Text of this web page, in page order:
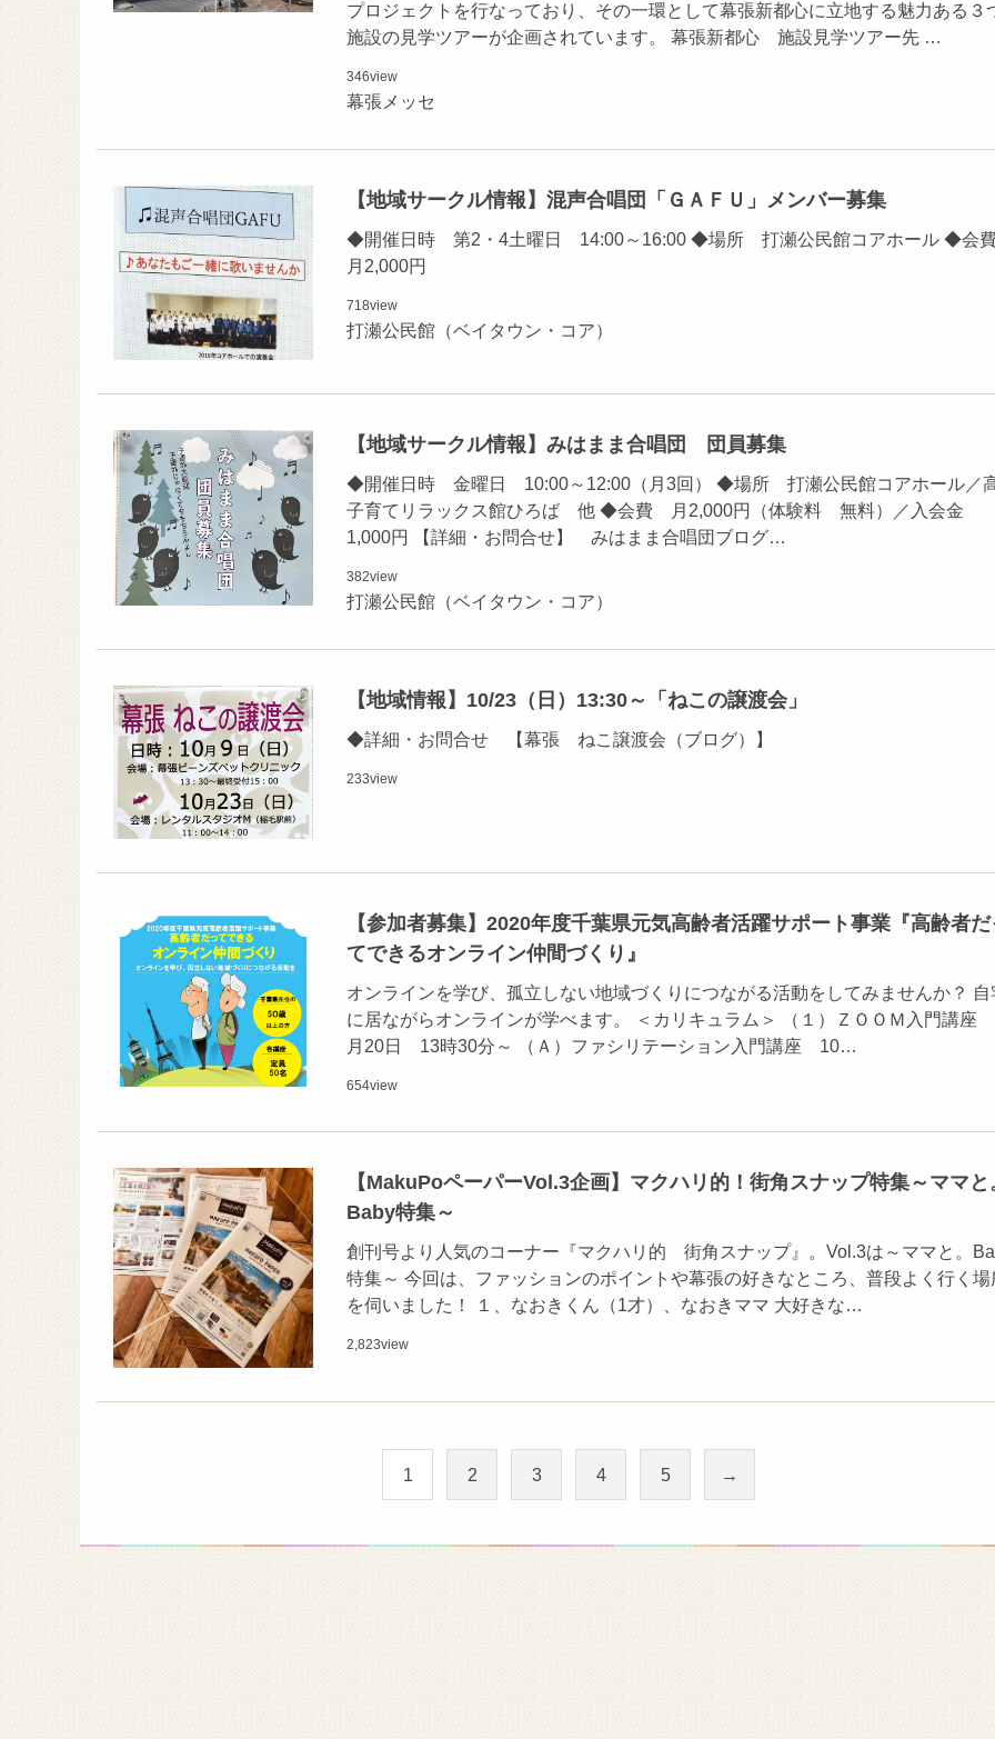
プロジェクトを行なっており、その一環として幕張新都心に立地する魅力ある３
施設の見学ツアーが企画されています。 幕張新都心 施設見学ツアー先 …
346view
幕張メッセ
【地域サークル情報】混声合唱団「ＧＡＦＵ」メンバー募集
◆開催日時 第2・4土曜日 14:00～16:00 ◆場所 打瀬公民館コアホール ◆
月2,000円
718view
打瀬公民館（ベイタウン・コア）
【地域サークル情報】みはまま合唱団 団員募集
◆開催日時 金曜日 10:00～12:00（月3回） ◆場所 打瀬公民館コアホール／
子育てリラックス館ひろば 他 ◆会費 月2,000円（体験料 無料）／入会金
1,000円 【詳細・お問合せ】 みはまま合唱団ブログ…
382view
打瀬公民館（ベイタウン・コア）
【地域情報】10/23（日）13:30～「ねこの譲渡会」
◆詳細・お問合せ 【幕張 ねこ譲渡会（ブログ）】
233view
【参加者募集】2020年度千葉県元気高齢者活躍サポート事業『高齢者だ
てできるオンライン仲間づくり』
オンラインを学び、孤立しない地域づくりにつながる活動をしてみませんか？ 自
に居ながらオンラインが学べます。 ＜カリキュラム＞ （１）ＺＯＯＭ入門講座
月20日 13時30分～ （Ａ）ファシリテーション入門講座 10…
654view
【MakuPoペーパーVol.3企画】マクハリ的！街角スナップ特集～ママと
Baby特集～
創刊号より人気のコーナー『マクハリ的 街角スナップ』。Vol.3は～ママと。
特集～ 今回は、ファッションのポイントや幕張の好きなところ、普段よく行く場
を伺いました！ １、なおきくん（1才）、なおきママ 大好きな…
2,823view
1 2 3 4 5 →